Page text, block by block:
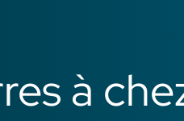
à